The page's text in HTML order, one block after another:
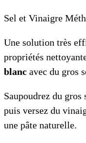
Sel et Vinaigre
Une solution très
propriétés
blanc avec du gros
Saupoudrez du gros
puis versez du
une pâte naturelle.